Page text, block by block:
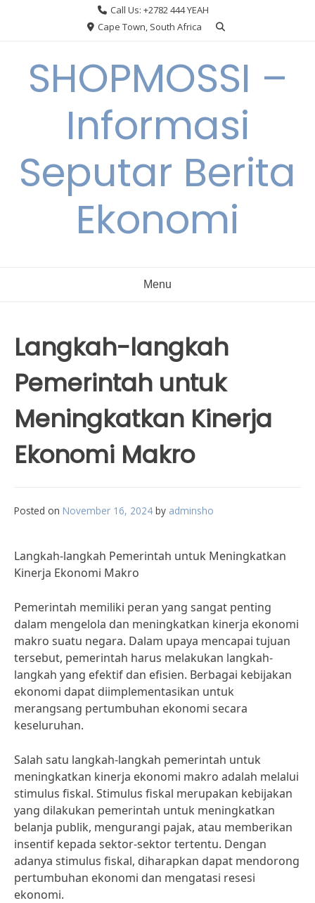
Call Us: +2782 444 YEAH
Cape Town, South Africa
SHOPMOSSI –
Informasi
Seputar Berita
Ekonomi
Menu
Langkah-langkah
Pemerintah untuk
Meningkatkan Kinerja
Ekonomi Makro
Posted on November 16, 2024 by adminsho
Langkah-langkah Pemerintah untuk Meningkatkan
Kinerja Ekonomi Makro
Pemerintah memiliki peran yang sangat penting
dalam mengelola dan meningkatkan kinerja ekonomi
makro suatu negara. Dalam upaya mencapai tujuan
tersebut, pemerintah harus melakukan langkah-
langkah yang efektif dan efisien. Berbagai kebijakan
ekonomi dapat diimplementasikan untuk
merangsang pertumbuhan ekonomi secara
keseluruhan.
Salah satu langkah-langkah pemerintah untuk
meningkatkan kinerja ekonomi makro adalah melalui
stimulus fiskal. Stimulus fiskal merupakan kebijakan
yang dilakukan pemerintah untuk meningkatkan
belanja publik, mengurangi pajak, atau memberikan
insentif kepada sektor-sektor tertentu. Dengan
adanya stimulus fiskal, diharapkan dapat mendorong
pertumbuhan ekonomi dan mengatasi resesi
ekonomi.